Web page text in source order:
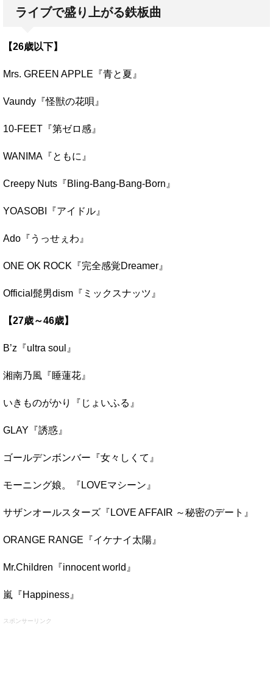
ライブで盛り上がる鉄板曲
【26歳以下】
Mrs. GREEN APPLE『青と夏』
Vaundy『怪獣の花唄』
10-FEET『第ゼロ感』
WANIMA『ともに』
Creepy Nuts『Bling-Bang-Bang-Born』
YOASOBI『アイドル』
Ado『うっせぇわ』
ONE OK ROCK『完全感覚Dreamer』
Official髭男dism『ミックスナッツ』
【27歳～46歳】
B’z『ultra soul』
湘南乃風『睡蓮花』
いきものがかり『じょいふる』
GLAY『誘惑』
ゴールデンボンバー『女々しくて』
モーニング娘。『LOVEマシーン』
サザンオールスターズ『LOVE AFFAIR ～秘密のデート』
ORANGE RANGE『イケナイ太陽』
Mr.Children『innocent world』
嵐『Happiness』
スポンサーリンク